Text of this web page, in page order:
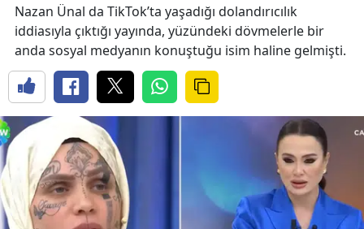
Nazan Ünal da TikTok’ta yaşadığı dolandırıcılık
iddiasıyla çıktığı yayında, yüzündeki dövmelerle bir
anda sosyal medyanın konuştuğu isim haline gelmişti.